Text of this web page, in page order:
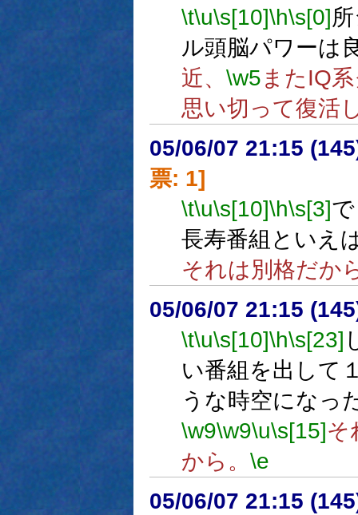
\t\u\s[10]\h\s[0]
ル頭脳パワーは
近、 \w5またIQ
思い切って復活
05/06/07 21:15
票: 1]
\t\u\s[10]\h\s[3]
長寿番組といえ
それは別格だか
05/06/07 21:15
\t\u\s[10]\h\s[23]
い番組を出して
うな時空になっ
\w9\w9\u\s[15]そ
から。 \e
05/06/07 21:15